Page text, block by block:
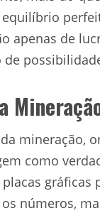
apenas de
mineração,
como
gráficas
números,